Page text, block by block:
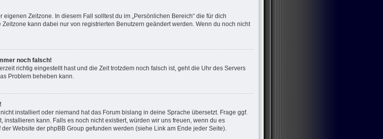
Zeitzone. In diesem Fall solltest du im „Persönlichen Bereich“ die für dich
kann dabei nur von registrierten Benutzern geändert werden. Wenn du noch nicht
noch falsch!
richtig eingestellt hast und die Zeit trotzdem noch falsch ist, geht die Uhr des Servers
Problem beheben kann.
installiert oder niemand hat das Forum bislang in deine Sprache übersetzt. Frage ggf.
installieren kann. Falls es noch nicht existiert, würden wir uns freuen, wenn du es
Website der phpBB Group gefunden werden (siehe Link am Ende jeder Seite).